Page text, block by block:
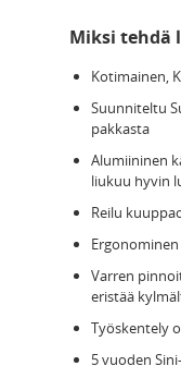
Miksi tehdä
Kotimainen,
Suunniteltu
pakkasta
Alumiininen
liukuu hyvin
Reilu
Varren
eristää
Työskentely
5 vuoden